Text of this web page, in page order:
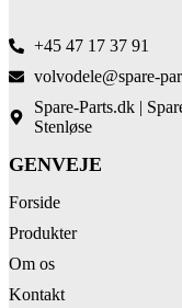
+45 47 17 37 91
volvodele@spare-
Spare-Parts.dk |
Stenløse
GENVEJE
Forside
Produkter
Om os
Kontakt